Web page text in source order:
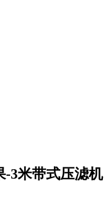
-3米带式压滤机